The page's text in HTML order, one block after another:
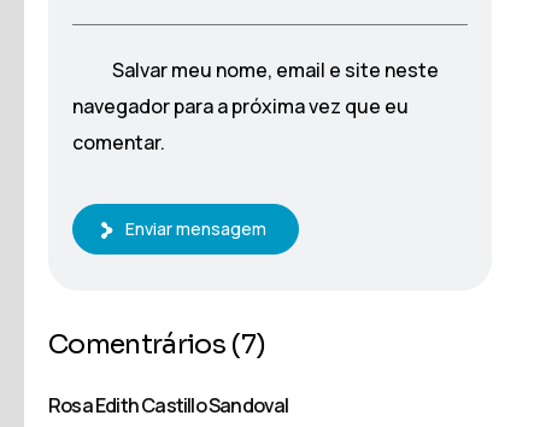
Salvar meu nome, email e site neste
navegador para a próxima vez que eu
comentar.
Enviar mensagem
Comentrários (7)
Rosa Edith Castillo Sandoval